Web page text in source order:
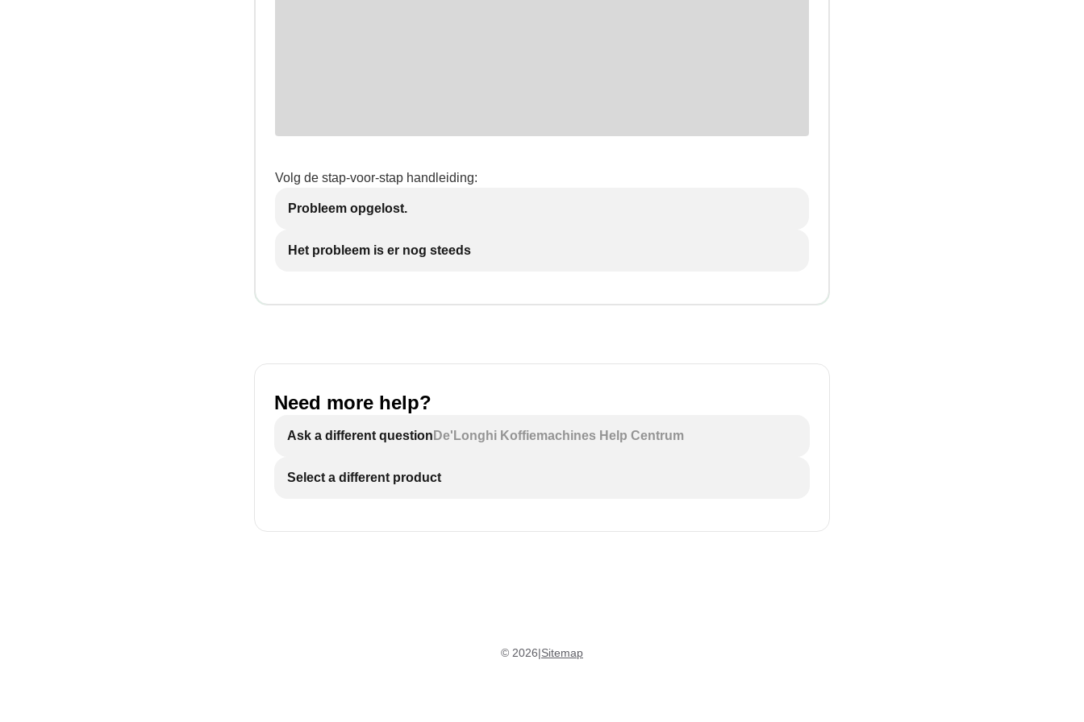
Volg de stap-voor-stap handleiding:
Probleem opgelost.
Het probleem is er nog steeds
Need more help?
Ask a different question De'Longhi Koffiemachines Help Centrum
Select a different product
© 2026|Sitemap